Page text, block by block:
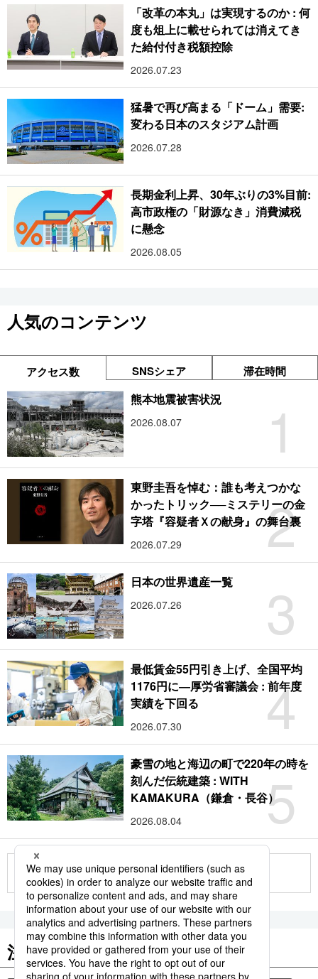
「改革の本丸」は実現するのか : 何
度も俎上に載せられては消えてき
た給付付き税額控除
2026.07.23
猛暑で再び高まる「ドーム」需要:
変わる日本のスタジアム計画
2026.07.28
長期金利上昇、30年ぶりの3%目前:
高市政権の「財源なき」消費減税
に懸念
2026.08.05
人気のコンテンツ
アクセス数 SNSシェア 滞在時間
1
熊本地震被害状況
2026.08.07
2
東野圭吾を悼む：誰も考えつかな
かったトリック──ミステリーの金
字塔『容疑者Ｘの献身』の舞台裏
2026.07.29
3
日本の世界遺産一覧
2026.07.26
4
最低賃金55円引き上げ、全国平均
1176円に―厚労省審議会 : 前年度
実績を下回る
2026.07.30
5
豪雪の地と海辺の町で220年の時を
刻んだ伝統建築 : WITH
KAMAKURA（鎌倉・長谷）
2026.08.04
もっと見る
注目のキーワード